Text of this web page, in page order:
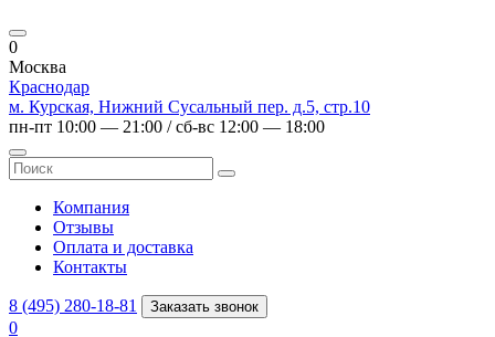
0
Москва
Краснодар
м. Курская, Нижний Сусальный пер. д.5, стр.10
пн-пт 10:00 — 21:00 / сб-вс 12:00 — 18:00
Компания
Отзывы
Оплата и доставка
Контакты
8 (495) 280-18-81 Заказать звонок
0